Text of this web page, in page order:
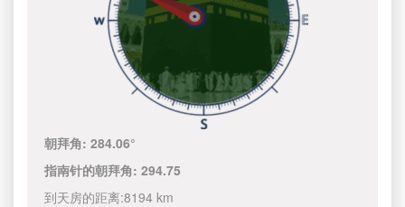
朝拜角:284.06°
指南针的朝拜角:294.75
到天房的距离:8194 km